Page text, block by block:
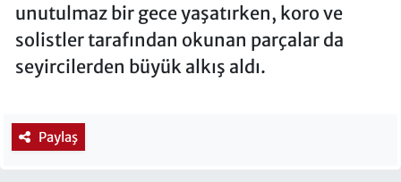
unutulmaz bir gece yaşatırken, koro ve
solistler tarafından okunan parçalar da
seyircilerden büyük alkış aldı.
Paylaş